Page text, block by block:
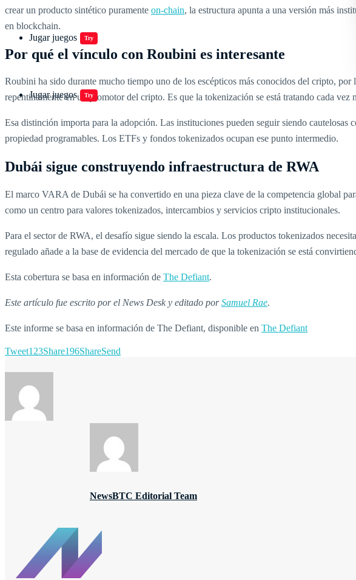
Jugar juegos Try
Jugar juegos Try
crear un producto sintético puramente on-chain, la estructura apunta a una versión más
en blockchain.
Por qué el vínculo con Roubini es interesante
Roubini ha sido durante mucho tiempo uno de los escépticos más conocidos del cripto,
repentinamente en un promotor del cripto. Es que la tokenización se está tratando cada
Esa distinción importa para la adopción. Las instituciones pueden seguir siendo
propiedad programables. Los ETFs y fondos tokenizados ocupan ese punto intermedio.
Dubái sigue construyendo infraestructura de RWA
El marco VARA de Dubái se ha convertido en una pieza clave de la competencia global
como un centro para valores tokenizados, intercambios y servicios cripto institucionales.
Para el sector de RWA, el desafío sigue siendo la escala. Los productos tokenizados
regulado añade a la base de evidencia del mercado de que la tokenización se está
Esta cobertura se basa en información de The Defiant.
Este artículo fue escrito por el News Desk y editado porSamuel Rae.
Este informe se basa en información de The Defiant, disponible en The Defiant
Tweet123Share196ShareSend
NewsBTC Editorial Team